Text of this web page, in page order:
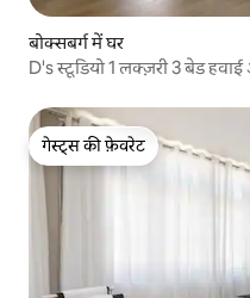
बोक्सबर्ग में घर
D's स्टूडियो 1 लक्ज़री 3 बेड
गेस्ट्स की फ़ेवरेट
गेस्ट्स की फ़ेवरेट